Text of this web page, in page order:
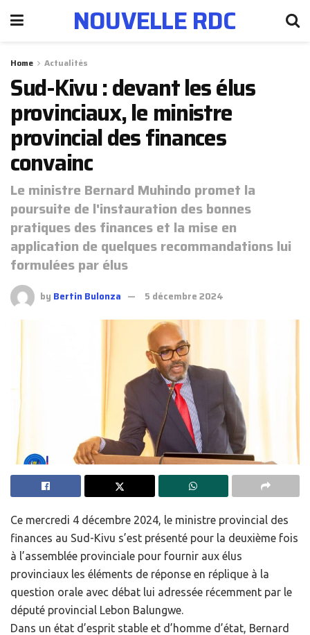
NOUVELLE RDC
Home Actualités
Sud-Kivu : devant les élus
provinciaux, le ministre
provincial des finances
convainc
Le ministre Bernard Muhindo promet la
poursuite de l'instauration des bonnes
pratiques des finances et la mise en
application de quelques recommandations lui
formulées par élus
by Bertin Bulonza 5 décembre 2024
Ce mercredi 4 décembre 2024, le ministre provincial des
finances au Sud-Kivu s’est présenté pour la deuxième fois
à l’assemblée provinciale pour fournir aux élus
provinciaux les éléments de réponse en réplique à la
question orale avec débat lui adressée récemment par le
député provincial Lebon Balungwe.
Dans un état d’esprit stable et d’homme d’état, Bernard